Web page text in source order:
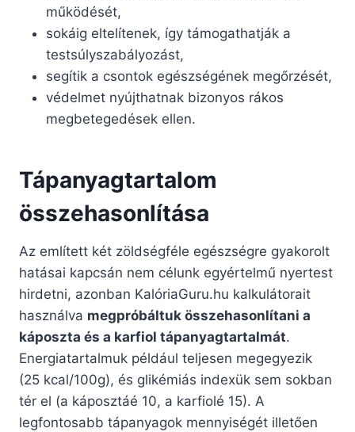
működését,
sokáig eltelítenek, így támogathatják a
testsúlyszabályozást,
segítik a csontok egészségének megőrzését,
védelmet nyújthatnak bizonyos rákos
megbetegedések ellen.
Tápanyagtartalom
összehasonlítása
Az említett két zöldségféle egészségre gyakorolt
hatásai kapcsán nem célunk egyértelmű nyertest
hirdetni, azonban KalóriaGuru.hu kalkulátorait
használva megpróbáltuk összehasonlítani a
káposzta és a karfiol tápanyagtartalmát.
Energiatartalmuk például teljesen megegyezik
(25 kcal/100g), és glikémiás indexük sem sokban
tér el (a káposztáé 10, a karfiolé 15). A
legfontosabb tápanyagok mennyiségét illetően